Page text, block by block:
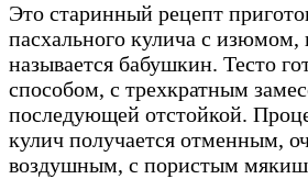
Это старинный рецепт
пасхального кулича с
называется бабушкин. Тесто
способом, с трехкратным
последующей отстойкой.
кулич получается отменным,
воздушным, с пористым